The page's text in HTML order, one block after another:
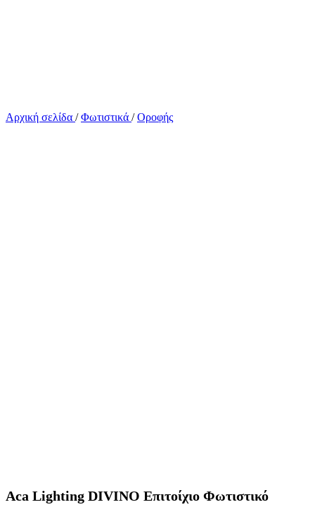
Αρχική σελίδα / Φωτιστικά / Οροφής
Aca Lighting DIVINO Επιτοίχιο Φωτιστικό